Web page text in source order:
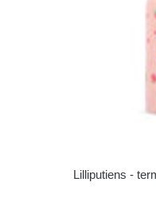
Lilliputiens -